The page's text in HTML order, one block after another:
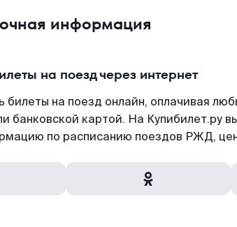
информация
на поезд через интернет
билеты на поезд онлайн, оплачивая
банковской картой. На Купибилет.ру
по расписанию поездов РЖД,